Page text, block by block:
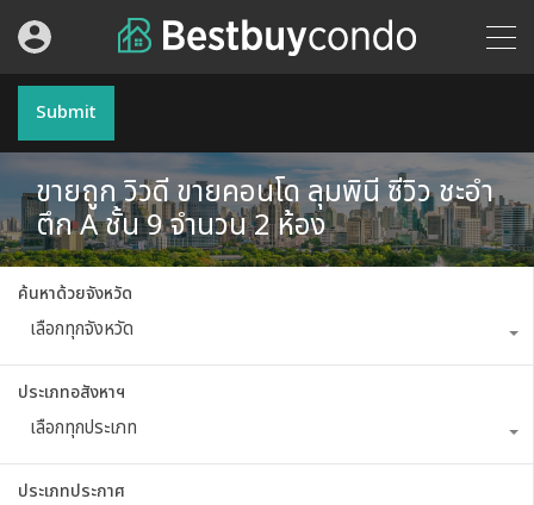
Submit
ขายถูก วิวดี ขายคอนโด ลุมพินี ซีวิว ชะอำ
ตึก A ชั้น 9 จำนวน 2 ห้อง
ค้นหาด้วยจังหวัด
เลือกทุกจังหวัด
ประเภทอสังหาฯ
เลือกทุกประเภท
ประเภทประกาศ